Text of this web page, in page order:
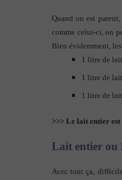
Quand on est
comme celui-ci, on
Bien évidemment,
1 litre de
1 litre de
1 litre de
>>> Le lait entier est
Lait entier ou
Avec tout ça,